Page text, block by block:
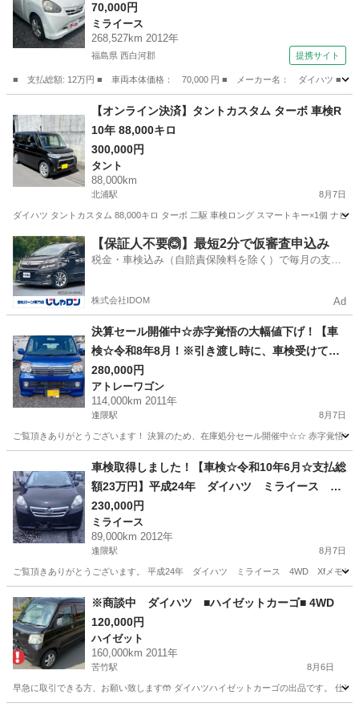
ル 衝突安全ボディ エアコン パワーステアリ
ング パワーウィンドウ （検9.4）
70,000円
ミライース
268,527km 2012年
福島県 西白河郡 提携サイト
■ 支払総額: 12万円 ■ 車両本体価格： 70,000 円 ■ メーカー名： ダイハツ ■
ミライース
【オンライン決済】タントカスタム ターボ 車検R
10年 88,000キロ
300,000円
タント
88,000km
北浦駅 8月7日
ダイハツ タントカスタム 88,000キロ ターボ 二駆 車検ロング スマートキー×1個 ナビ
宮城 大崎市 北浦駅 タント
【保証人不要🙆】最短2分で仮審査申込み
税金・車検込み（自賠責保険料を除く）で毎月の支払
株式会社IDOM Ad
決算セール開催中☆赤字覚悟の大幅値下げ！【車
検☆令和8年8月！※引き渡し時に、車検受けてか
らお渡ししますので、2年付になります。支払総額
28万円】平成23年 ダイハツ アトレーワゴン
4WD カスタムターボ 青 走行距離114,000
280,000円
アトレーワゴン
114,000km 2011年
逢隈駅 8月7日
ご覧頂きありがとうございます！ 決算のため、在庫処分セール開催中☆☆ 赤字覚
逢隈駅 アトレーワゴン 走行距離
車検取得しました！【車検☆令和10年6月☆支払総
額23万円】平成24年 ダイハツ ミライース 4
WD 黒 ETC・オーディオナビ・ドライブレコー
ダー 商談成立後、即納車可能(^_-)-☆
230,000円
ミライース
89,000km 2012年
逢隈駅 8月7日
ご覧頂きありがとうございます。 平成24年 ダイハツ ミライース 4WD Xfメモリ
宮城 亘理郡 逢隈駅 ミライース 走行距離
※商談中 ダイハツ ■ハイゼットカーゴ■ 4WD
120,000円
ハイゼット
160,000km 2011年
苦竹駅 8月6日
早急に取引できる方、お願い致します🤲 ダイハツハイゼットカーゴの出品です。 仕